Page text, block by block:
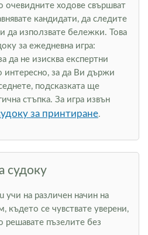
очевидните ходове свършват
кандидати, да следите
да използвате бележки. Това
за ежедневна игра:
да не изисква експертни
интересно, за да Ви държи
подсказката ще
стъпка. За игра извън
за принтиране.
судоку
учи на различен начин на
където се чувствате уверени,
решавате пъзелите без